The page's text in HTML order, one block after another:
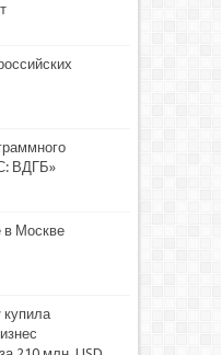
ВДГБ»
в Москве
купила